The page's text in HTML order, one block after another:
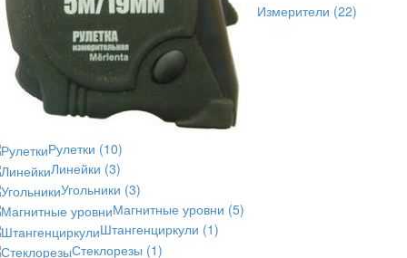
Измерители (22)
Рулетки (10)
Линейки (3)
Угольники (3)
Магнитные уровни (5)
Штангенциркули (1)
Стеклорезы (1)